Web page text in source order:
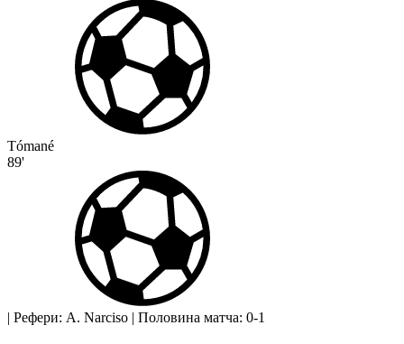
Tómané
89'
| Рефери: A. Narciso | Половина матча: 0-1